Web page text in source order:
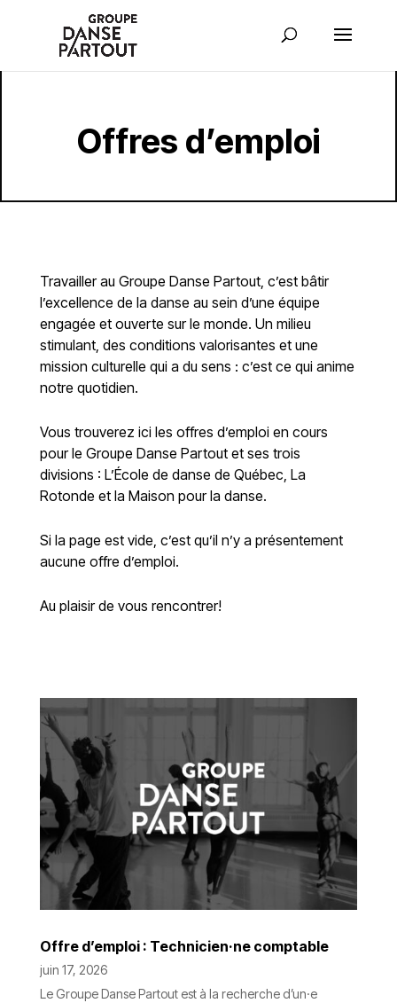
Offres d’emploi
Travailler au Groupe Danse Partout, c’est bâtir
l’excellence de la danse au sein d’une équipe
engagée et ouverte sur le monde. Un milieu
stimulant, des conditions valorisantes et une
mission culturelle qui a du sens : c’est ce qui anime
notre quotidien.
Vous trouverez ici les offres d’emploi en cours
pour le Groupe Danse Partout et ses trois
divisions : L’École de danse de Québec, La
Rotonde et la Maison pour la danse.
Si la page est vide, c’est qu’il n’y a présentement
aucune offre d’emploi.
Au plaisir de vous rencontrer!
Offre d’emploi : Technicien·ne comptable
juin 17, 2026
Le Groupe Danse Partout est à la recherche d’un·e